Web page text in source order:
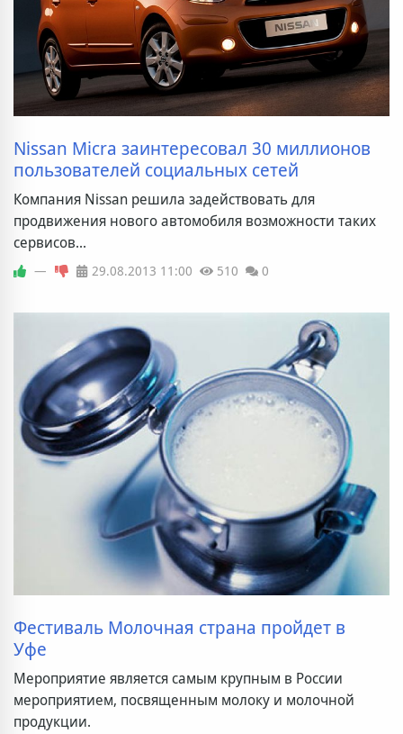
Nissan Micra заинтересовал 30 миллионов
пользователей социальных сетей
Компания Nissan решила задействовать для
продвижения нового автомобиля возможности таких
сервисов...
— 29.08.2013 11:00 510 0
Фестиваль Молочная страна пройдет в
Уфе
Мероприятие является самым крупным в России
мероприятием, посвященным молоку и молочной
продукции.